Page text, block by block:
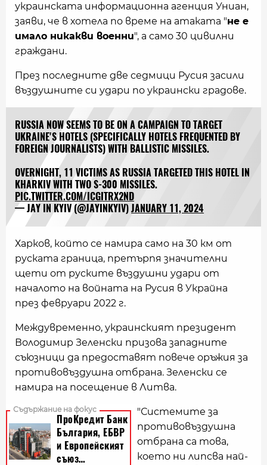
украинската информационна агенция Униан,
заяви, че в хотела по време на атаката "не е
имало никакви военни", а само 30 цивилни
граждани.
През последните две седмици Русия засили
въздушните си удари по украински градове.
RUSSIA NOW SEEMS TO BE ON A CAMPAIGN TO TARGET
UKRAINE'S HOTELS (SPECIFICALLY HOTELS FREQUENTED BY
FOREIGN JOURNALISTS) WITH BALLISTIC MISSILES.
OVERNIGHT, 11 VICTIMS AS RUSSIA TARGETED THIS HOTEL IN
KHARKIV WITH TWO S-300 MISSILES.
PIC.TWITTER.COM/ICGITRX2ND
— JAY IN KYIV (@JAYINKYIV)JANUARY 11, 2024
Харков, който се намира само на 30 км от
руската граница, претърпя значителни
щети от руските въздушни удари от
началото на войната на Русия в Украйна
през февруари 2022 г.
Междувременно, украинският президент
Володимир Зеленски призова западните
съюзници да предоставят повече оръжия за
противовъздушна отбрана. Зеленски се
намира на посещение в Литва.
"Системите за
противовъздушна
отбрана са това,
което ни липсва най-